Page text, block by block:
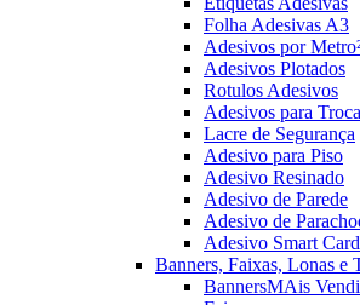
Folha Adesivas A3
Adesivos por
Adesivos Plotados
Rotulos Adesivos
Adesivos para
Lacre de Segurança
Adesivo para Piso
Adesivo Resinado
Adesivo de Parede
Adesivo de
Adesivo Smart Card
Banners, Faixas, Lonas e
BannersMAis